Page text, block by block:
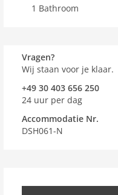
1 Bathroom
Vragen?
Wij staan voor je klaar.
+49 30 403 656 250
24 uur per dag
Accommodatie Nr.
DSH061-N